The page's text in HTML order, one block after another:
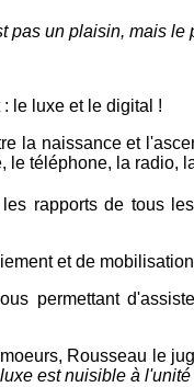
pas un plaisin, mais le
le luxe et le digital !
la naissance et
le téléphone, la radio,
rapports de tous
et de
permettant
Rousseau le
est nuisible à